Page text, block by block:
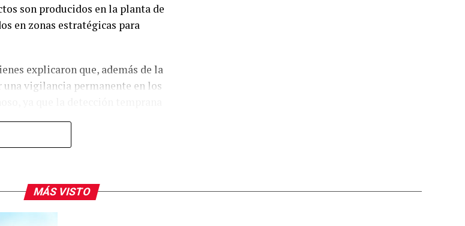
son producidos en la planta de
en zonas estratégicas para
explicaron que, además de la
vigilancia permanente en los
con las hembras del gusano
MÁS VISTO